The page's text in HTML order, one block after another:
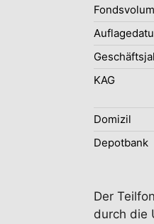
KAG
Domizil
Depotbank
Der
durch die